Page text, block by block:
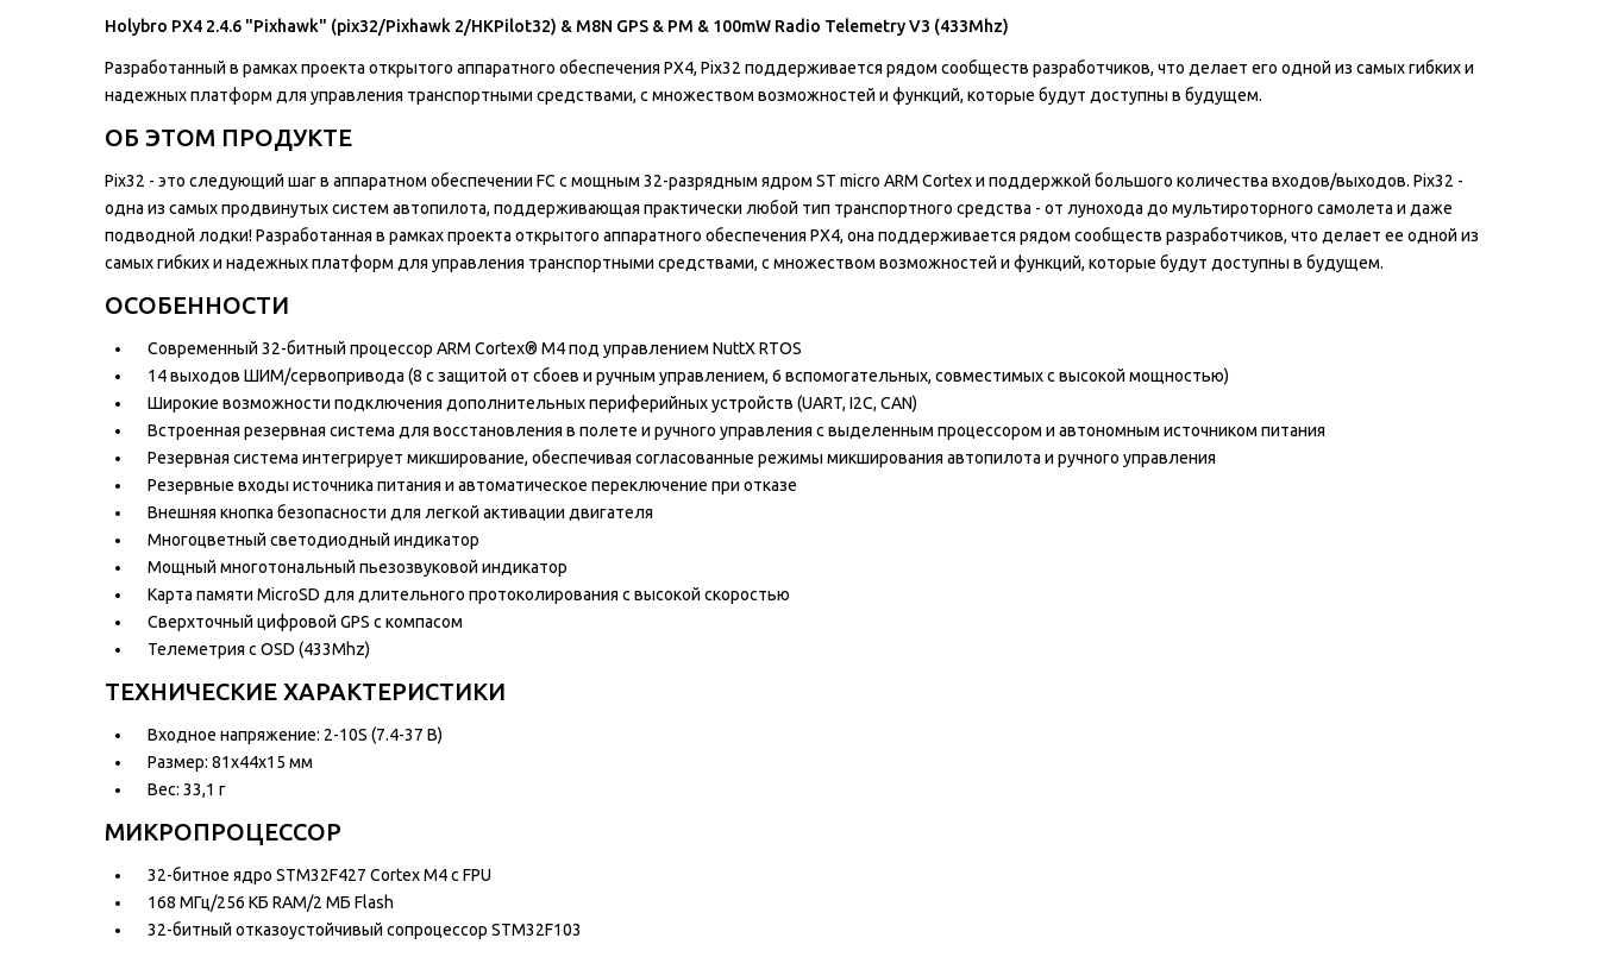
Holybro PX4 2.4.6 "Pixhawk" (pix32/Pixhawk 2/HKPilot32) & M8N GPS & PM & 100mW Radio Telemetry V3 (433Mhz)
Разработанный в рамках проекта открытого аппаратного обеспечения PX4, Pix32 поддерживается рядом сообществ разработчиков, что делает его одной из самых гибких и
надежных платформ для управления транспортными средствами, с множеством возможностей и функций, которые будут доступны в будущем.
ОБ ЭТОМ ПРОДУКТЕ
Pix32 - это следующий шаг в аппаратном обеспечении FC с мощным 32-разрядным ядром ST micro ARM Cortex и поддержкой большого количества входов/выходов. Pix32 -
одна из самых продвинутых систем автопилота, поддерживающая практически любой тип транспортного средства - от лунохода до мультироторного самолета и даже
подводной лодки! Разработанная в рамках проекта открытого аппаратного обеспечения PX4, она поддерживается рядом сообществ разработчиков, что делает ее одной из
самых гибких и надежных платформ для управления транспортными средствами, с множеством возможностей и функций, которые будут доступны в будущем.
ОСОБЕННОСТИ
Современный 32-битный процессор ARM Cortex® M4 под управлением NuttX RTOS
14 выходов ШИМ/сервопривода (8 с защитой от сбоев и ручным управлением, 6 вспомогательных, совместимых с высокой мощностью)
Широкие возможности подключения дополнительных периферийных устройств (UART, I2C, CAN)
Встроенная резервная система для восстановления в полете и ручного управления с выделенным процессором и автономным источником питания
Резервная система интегрирует микширование, обеспечивая согласованные режимы микширования автопилота и ручного управления
Резервные входы источника питания и автоматическое переключение при отказе
Внешняя кнопка безопасности для легкой активации двигателя
Многоцветный светодиодный индикатор
Мощный многотональный пьезозвуковой индикатор
Карта памяти MicroSD для длительного протоколирования с высокой скоростью
Сверхточный цифровой GPS с компасом
Телеметрия с OSD (433Mhz)
ТЕХНИЧЕСКИЕ ХАРАКТЕРИСТИКИ
Входное напряжение: 2-10S (7.4-37 В)
Размер: 81x44x15 мм
Вес: 33,1 г
МИКРОПРОЦЕССОР
32-битное ядро STM32F427 Cortex M4 с FPU
168 МГц/256 КБ RAM/2 МБ Flash
32-битный отказоустойчивый сопроцессор STM32F103